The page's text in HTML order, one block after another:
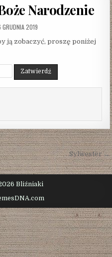
Narodzenie
GRUDNIA 2019
ją zobaczyć, proszę poniżej
Sylwester →
Bliźniaki